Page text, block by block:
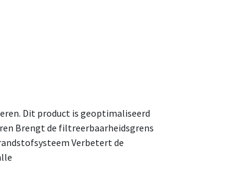
Dit product is geoptimaliseerd
Brengt de filtreerbaarheidsgrens
Verbetert de